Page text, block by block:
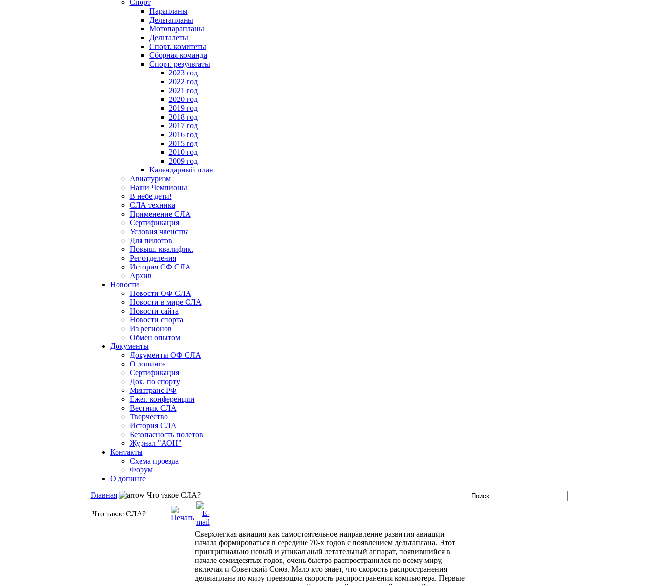
Спорт
Парапланы
Дельтапланы
Мотопарапланы
Дельталеты
Спорт. комитеты
Сборная команда
Спорт. результаты
2023 год
2022 год
2021 год
2020 год
2019 год
2018 год
2017 год
2016 год
2015 год
2010 год
2009 год
Календарный план
Авиатуризм
Наши Чемпионы
В небе дети!
СЛА техника
Применение СЛА
Сертификация
Условия членства
Для пилотов
Повыш. квалифик.
Рег.отделения
История ОФ СЛА
Архив
Новости
Новости ОФ СЛА
Новости в мире СЛА
Новости сайта
Новости спорта
Из регионов
Обмен опытом
Документы
Документы ОФ СЛА
О допинге
Сертификация
Док. по спорту
Минтранс РФ
Ежег. конференции
Вестник СЛА
Творчество
История СЛА
Безопасность полетов
Журнал "АОН"
Контакты
Схема проезда
Форум
О допинге
Главная
Что такое СЛА?
Что такое СЛА?
Сверхлегкая авиация как самостоятельное направление развития авиации
начала формироваться в середине 70-х годов с появлением дельтаплана. Этот
принципиально новый и уникальный летательный аппарат, появившийся в
начале семидесятых годов, очень быстро распространился по всему миру,
включая и Советский Союз. Мало кто знает, что скорость распространения
дельтаплана по миру превзошла скорость распространения компьютера. Первые